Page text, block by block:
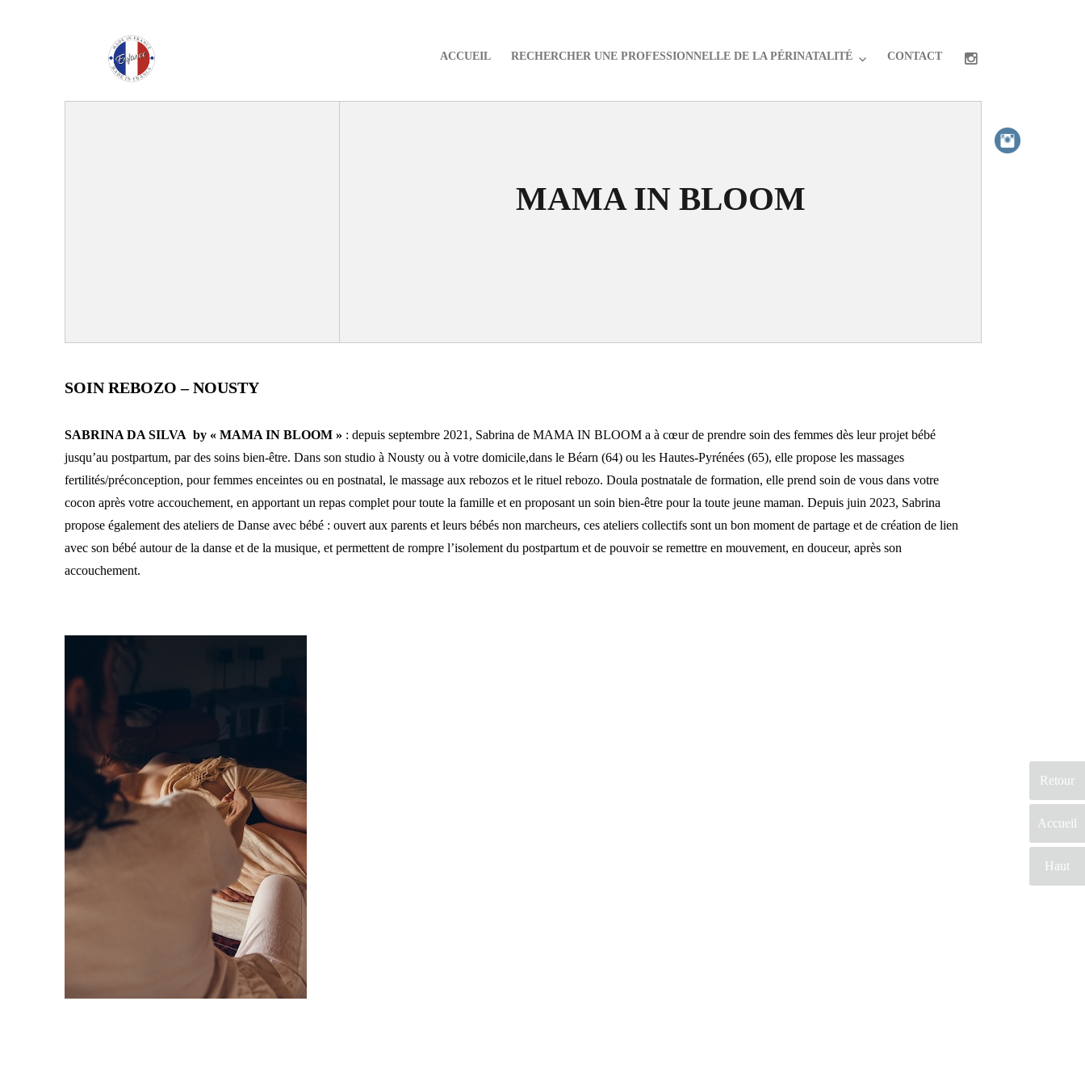
Enfance Made in France
ACCUEIL RECHERCHER UNE PROFESSIONNELLE DE LA PÉRINATALITÉ CONTACT
Retour
Accueil
Haut
MAMA IN BLOOM
SOIN REBOZO – NOUSTY
SABRINA DA SILVA by « MAMA IN BLOOM » : depuis septembre 2021, Sabrina de MAMA IN BLOOM a à cœur de prendre soin des femmes dès leur projet bébé
jusqu’au postpartum, par des soins bien-être. Dans son studio à Nousty ou à votre domicile,dans le Béarn (64) ou les Hautes-Pyrénées (65), elle propose les massages
fertilités/préconception, pour femmes enceintes ou en postnatal, le massage aux rebozos et le rituel rebozo. Doula postnatale de formation, elle prend soin de vous dans votre
cocon après votre accouchement, en apportant un repas complet pour toute la famille et en proposant un soin bien-être pour la toute jeune maman. Depuis juin 2023, Sabrina
propose également des ateliers de Danse avec bébé : ouvert aux parents et leurs bébés non marcheurs, ces ateliers collectifs sont un bon moment de partage et de création de lien
avec son bébé autour de la danse et de la musique, et permettent de rompre l’isolement du postpartum et de pouvoir se remettre en mouvement, en douceur, après son
accouchement.